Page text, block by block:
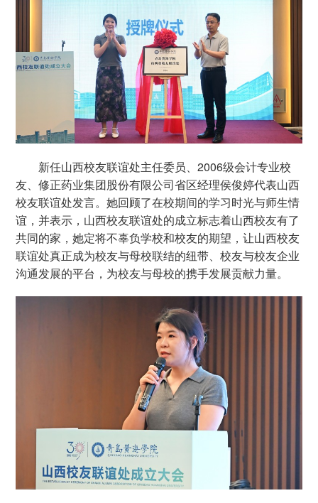
新任山西校友联谊处主任委员、2006级会计专业校
友、修正药业集团股份有限公司省区经理侯俊婷代表山西
校友联谊处发言。她回顾了在校期间的学习时光与师生情
谊，并表示，山西校友联谊处的成立标志着山西校友有了
共同的家，她定将不辜负学校和校友的期望，让山西校友
联谊处真正成为校友与母校联结的纽带、校友与校友企业
沟通发展的平台，为校友与母校的携手发展贡献力量。